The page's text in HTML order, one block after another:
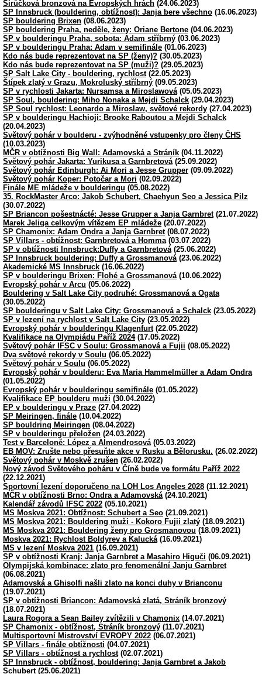
Širůčková bronzová na Evropských hrách (24.06.2023)
SP Innsbruck (bouldering, obtížnost): Janja bere všechno (16.06.2023)
SP bouldering Brixen (08.06.2023)
SP bouldering Praha, neděle, ženy: Oriane Bertone (04.06.2023)
SP v boulderingu Praha, sobota: Adam stříbrný (03.06.2023)
SP v boulderingu Praha: Adam v semifinále (01.06.2023)
Kdo nás bude reprezentovat na SP (ženy)? (30.05.2023)
Kdo nás bude reprezentovat na SP (muži)? (29.05.2023)
SP Salt Lake City - bouldering, rychlost(22.05.2023)
Štípek zlatý v Grazu, Mokroluský stříbrný (09.05.2023)
SP v rychlosti Jakarta: Nursamsa a Miroslawová (05.05.2023)
SP Soul, bouldering: Miho Nonaka a Mejdi Schalck (29.04.2023)
SP Soul rychlost: Leonardo a Miroslaw, světové rekordy (27.04.2023)
SP v boulderingu Hachioji: Brooke Raboutou a Mejdi Schalck
(20.04.2023)
Světový pohár v boulderu - zvýhodněné vstupenky pro členy ČHS
(10.03.2023)
MČR v obtížnosti Big Wall: Adamovská a Stráník (04.11.2022)
Světový pohár Jakarta: Yurikusa a Garnbretová (25.09.2022)
Světový pohár Edinburgh: Ai Mori a Jesse Grupper (09.09.2022)
Světový pohár Koper: Potočar a Mori (02.09.2022)
Finále ME mládeže v boulderingu (05.08.2022)
35. RockMaster Arco: Jakob Schubert, Chaehyun Seo a Jessica Pilz
(30.07.2022)
SP Briancon pošestnácté: Jesse Grupper a Janja Garnbret(21.07.2022)
Marek Jeliga celkovým vítězem EP mládeže (20.07.2022)
SP Chamonix: Adam Ondra a Janja Garnbret(08.07.2022)
SP Villars - obtížnost: Garnbretová a Homma (03.07.2022)
SP v obtížnosti Innsbruck:Duffy a Garnbretová (25.06.2022)
SP Innsbruck bouldering: Duffy a Grossmanová (23.06.2022)
Akademické MS Innsbruck (16.06.2022)
SP v boulderingu Brixen: Flohé a Grossmanová (10.06.2022)
Evropský pohár v Arcu (05.06.2022)
Bouldering v Salt Lake City podruhé: Grossmanová a Ogata
(30.05.2022)
SP boulderingu v Salt Lake City: Grossmanová a Schalck (23.05.2022)
SP v lezení na rychlost v Salt Lake City (23.05.2022)
Evropský pohár v boulderingu Klagenfurt(22.05.2022)
Kvalifikace na Olympiádu Paříž 2024(17.05.2022)
Světový pohár IFSC v Soulu: Grossmanová a Fujii (08.05.2022)
Dva světové rekordy v Soulu (06.05.2022)
Světový pohár v Soulu (06.05.2022)
Evropský pohár v boulderu: Eva Maria Hammelmüller a Adam Ondra
(01.05.2022)
Evropský pohár v boulderingu semifinále (01.05.2022)
Kvalifikace EP boulderu muži (30.04.2022)
EP v boulderingu v Praze (27.04.2022)
SP Meiringen, finále (10.04.2022)
SP bouldring Meiringen (08.04.2022)
SP v boulderingu přeložen (24.03.2022)
Test v Barceloně: López a Almendrosová (05.03.2022)
EB MOV: Zrušte nebo přesuňte akce v Rusku a Bělorusku. (26.02.2022)
Světový pohár v Moskvě zrušen (26.02.2022)
Nový závod Světového poháru v Číně bude ve formátu Paříž 2022
(22.12.2021)
Sportovní lezení doporučeno na LOH Los Angeles 2028 (11.12.2021)
MČR v obtížnosti Brno: Ondra a Adamovská (24.10.2021)
Kalendář závodů IFSC 2022 (05.10.2021)
MS Moskva 2021: Obtížnost: Schubert a Seo (21.09.2021)
MS Moskva 2021: Bouldering muži - Kokoro Fujii zlatý (18.09.2021)
MS Moskva 2021: Bouldering ženy pro Grosmanovou (18.09.2021)
Moskva 2021: Rychlost Boldyrev a Kalucká (16.09.2021)
MS v lezení Moskva 2021 (16.09.2021)
SP v obtížnosti Kranj: Janja Garnbret a Masahiro Higuči (06.09.2021)
Olympijská kombinace: zlato pro fenomenální Janju Garnbret
(06.08.2021)
Adamovská a Ghisolfi našli zlato na konci duhy v Brianconu
(19.07.2021)
SP v obtížnosti Briancon: Adamovská zlatá, Stráník bronzový
(18.07.2021)
Laura Rogora a Sean Bailey zvítězili v Chamonix (14.07.2021)
SP Chamonix - obtížnost, Stráník bronzový (11.07.2021)
Multisportovní Mistrovství EVROPY 2022 (06.07.2021)
SP Villars - finále obtížnosti (04.07.2021)
SP Villars - obtížnost a rychlost(02.07.2021)
SP Innsbruck - obtížnost, bouldering: Janja Garnbret a Jakob
Schubert(25.06.2021)